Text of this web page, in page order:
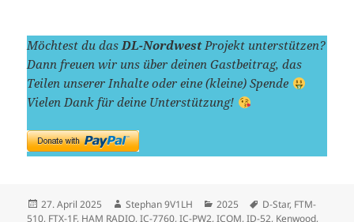
Möchtest du dasDL-NordwestProjekt unterstützen?
Dann freuen wir uns über deinen Gastbeitrag, das
Teilen unserer Inhalte oder eine (kleine) Spende
Vielen Dank für deine Unterstützung!
Veröffentlicht
am
27. April 2025 Autor
Stephan 9V1LH Kategorien
2025 Schlagwörter
D-Star, FTM-
510, FTX-1F, HAM RADIO,IC-7760,IC-PW2,ICOM,ID-52, Kenwood,